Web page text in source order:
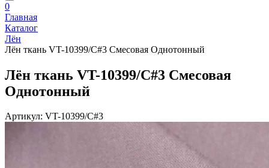
0
Главная
Каталог
Лён
Лён ткань VT-10399/C#3 Смесовая Однотонный
Лён ткань VT-10399/C#3 Смесовая
Однотонный
Артикул: VT-10399/C#3